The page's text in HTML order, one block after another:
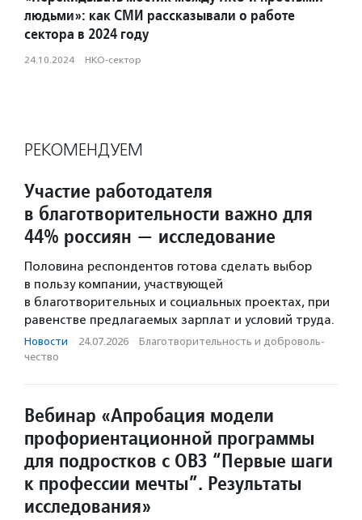
людьми»: как СМИ рассказывали о работе
сектора в 2024 году
24.10.2024 · НКО-сектор
РЕКОМЕНДУЕМ
Участие работодателя
в благотворительности важно для
44% россиян — исследование
Половина респондентов готова сделать выбор
в пользу компании, участвующей
в благотворительных и социальных проектах, при
равенстве предлагаемых зарплат и условий труда.
Новости · 24.07.2026 · Благотвори­тель­ность и доброволь­
чест­во
Вебинар «Апробация модели
профориентационной программы
для подростков с ОВЗ “Первые шаги
к профессии мечты”. Результаты
исследования»